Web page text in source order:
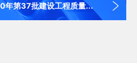
年第37批建设工程质量...